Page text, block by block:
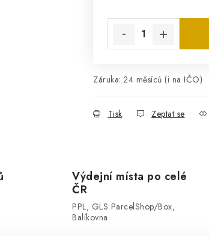
Záruka: 24 měsíců (i na IČO)
Tisk Zeptat se
Výdejní místa po celé
ČR
PPL, GLS ParcelShop/Box,
Balíkovna